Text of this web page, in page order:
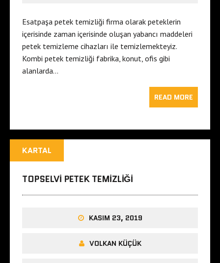
Esatpaşa petek temizliği firma olarak peteklerin
içerisinde zaman içerisinde oluşan yabancı maddeleri
petek temizleme cihazları ile temizlemekteyiz.
Kombi petek temizliği fabrika, konut, ofis gibi
alanlarda…
READ MORE
KARTAL
TOPSELVI PETEK TEMIZLIĞI
KASIM 23, 2019
VOLKAN KÜÇÜK